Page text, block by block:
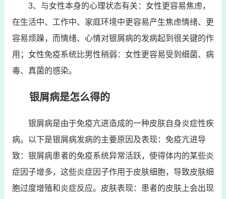
3、与女性本身的心理状态有关：女性更容易焦虑，
在生活中、工作中、家庭环境中更容易产生焦虑情绪、更
容易烦躁，而情绪、心情对银屑病的发病起到很关键的作
用；女性免疫系统比男性稍弱：女性更容易受到细菌、病
毒、真菌的感染。
银屑病是怎么得的
银屑病是由于免疫亢进造成的一种皮肤自身炎症性疾
病。以下是银屑病发病的主要原因及表现：免疫亢进导
致：银屑病患者的免疫系统异常活跃，使得体内的某些炎
症因子增多，这些炎症因子作用于皮肤细胞，导致皮肤细
胞过度增殖和炎症反应。皮肤表现：患者的皮肤上会出现